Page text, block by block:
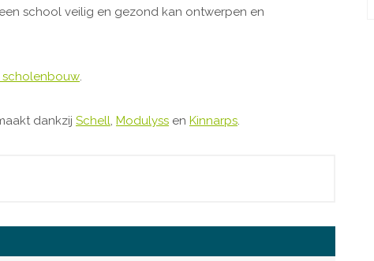
school veilig en gezond kan ontwerpen en
.
dankzij Schell, Modulyss en Kinnarps.